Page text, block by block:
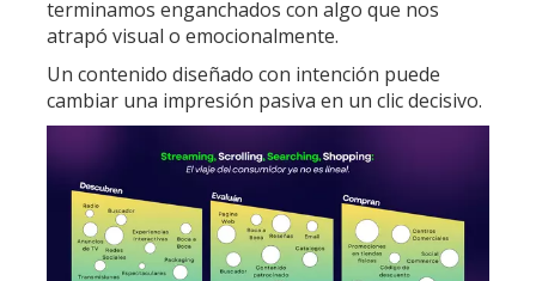
terminamos enganchados con algo que nos
atrapó visual o emocionalmente.
Un contenido diseñado con intención puede
cambiar una impresión pasiva en un clic decisivo.